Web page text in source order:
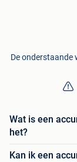
De onderstaande
Wat is een
het?
Kan ik een